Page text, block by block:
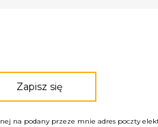
na podany przeze mnie adres poczty